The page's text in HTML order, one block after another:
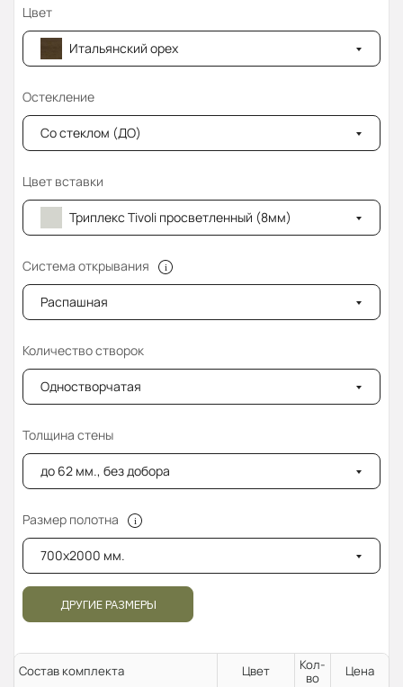
Цвет
Итальянский орех
Остекление
Со стеклом (ДО)
Цвет вставки
Триплекс Tivoli просветленный (8мм)
Система открывания
Распашная
Количество створок
Одностворчатая
Толщина стены
до 62 мм., без добора
Размер полотна
700x2000 мм.
ДРУГИЕ РАЗМЕРЫ
Состав комплекта Цвет
Кол-
во
Цена